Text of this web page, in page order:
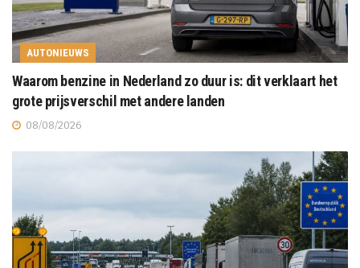
AUTONIEUWS
Waarom benzine in Nederland zo duur is: dit verklaart het
grote prijsverschil met andere landen
08/08/2026